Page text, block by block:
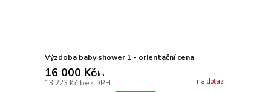
Výzdoba baby shower 1 - orientační cena
16 000 Kč/ks
13 223 Kč bez DPH na dotaz